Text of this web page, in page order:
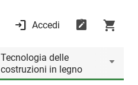
Accedi
Tecnologia delle
costruzioni in legno